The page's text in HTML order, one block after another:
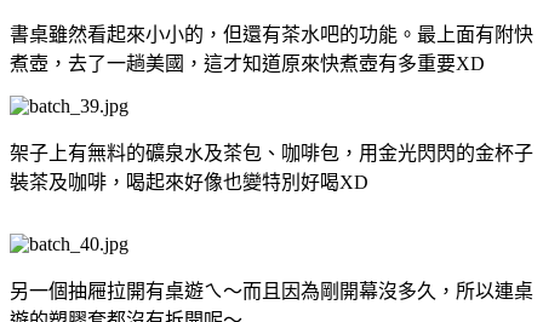
書桌雖然看起來小小的，但還有茶水吧的功能。最上面有附快
煮壺，去了一趟美國，這才知道原來快煮壺有多重要XD
架子上有無料的礦泉水及茶包、咖啡包，用金光閃閃的金杯子
裝茶及咖啡，喝起來好像也變特別好喝XD
另一個抽屜拉開有桌遊ㄟ～而且因為剛開幕沒多久，所以連桌